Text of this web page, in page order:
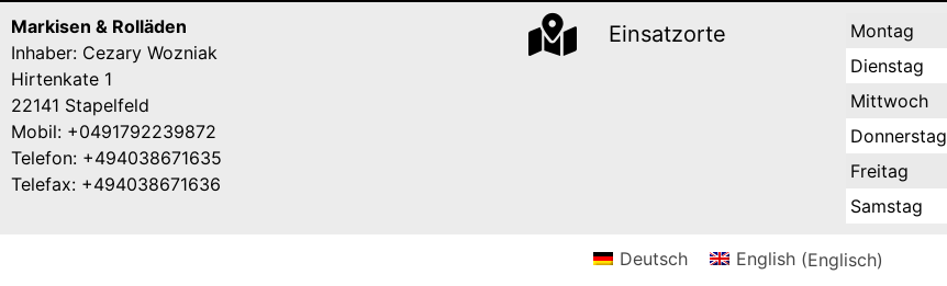
Markisen & Rolläden
Inhaber: Cezary Wozniak
Hirtenkate 1
22141 Stapelfeld
Mobil: +0491792239872
Telefon: +494038671635
Telefax: +494038671636
Einsatzorte Montag
Dienstag
Mittwoch
Donnerstag
Freitag
Samstag
Deutsch English (Englisch)